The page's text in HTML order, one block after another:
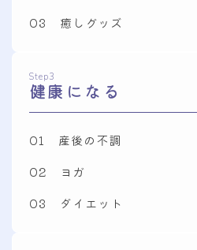
03 癒しグッズ
Step3
健康になる
01 産後の不調
02 ヨガ
03 ダイエット